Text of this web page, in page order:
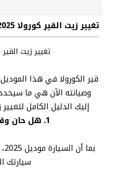
تغيير زيت القير كورولا 2025
تغيير زيت القير
قير الكورولا في هذا
وصيانته الآن هي ما
إليك الدليل الكامل لتغيير
1. هل حان وقت التغيير؟
سيارتك